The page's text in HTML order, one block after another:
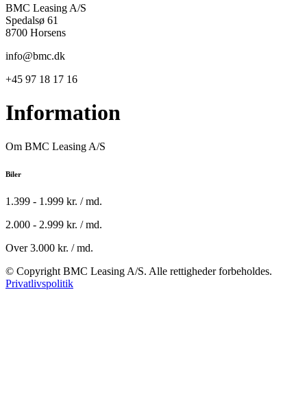
BMC Leasing A/S
Spedalsø 61
8700 Horsens
info@bmc.dk
+45 97 18 17 16
Information
Om BMC Leasing A/S
Biler
1.399 - 1.999 kr. / md.
2.000 - 2.999 kr. / md.
Over 3.000 kr. / md.
© Copyright BMC Leasing A/S. Alle rettigheder forbeholdes.
Privatlivspolitik